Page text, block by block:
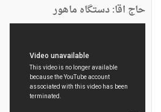
حاج اقا: دستگاه ماهور